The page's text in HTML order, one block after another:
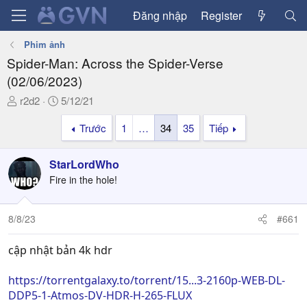
Đăng nhập Register
Phim ảnh
Spider-Man: Across the Spider-Verse
(02/06/2023)
T
a
d
s
t
a
e
r2d2
N
g
y
ử
i
5/12/21
Trước
1 … 34 35 Tiếp
StarLordWho
Fire in the hole!
8/8/23 #661
cập nhật bản 4k hdr
https://torrentgalaxy.to/torrent/15...3-2160p-WEB-DL-
DDP5-1-Atmos-DV-HDR-H-265-FLUX